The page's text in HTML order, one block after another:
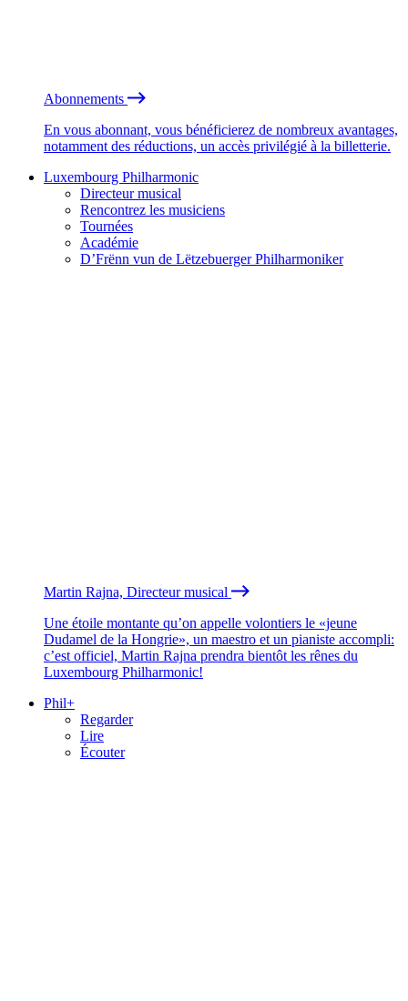
Abonnements
En vous abonnant, vous bénéficierez de nombreux avantages,
notamment des réductions, un accès privilégié à la billetterie.
Luxembourg Philharmonic
Directeur musical
Rencontrez les musiciens
Tournées
Académie
D’Frënn vun de Lëtzebuerger Philharmoniker
Martin Rajna, Directeur musical
Une étoile montante qu’on appelle volontiers le «jeune
Dudamel de la Hongrie», un maestro et un pianiste accompli:
c’est officiel, Martin Rajna prendra bientôt les rênes du
Luxembourg Philharmonic!
Phil+
Regarder
Lire
Écouter